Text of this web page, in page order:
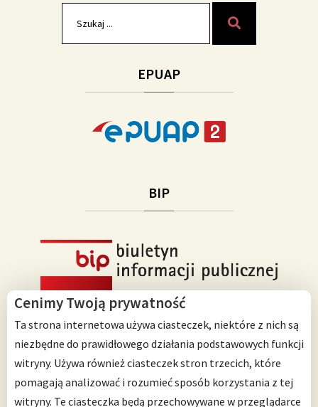
EPUAP
BIP
Przedszkole Integracyjne nr 125 im. Janusza Korczaka
ul. Ścinawska 10
Cenimy Twoją prywatność
Ta strona internetowa używa ciasteczek, niektóre z nich są
niezbędne do prawidłowego działania podstawowych funkcji
witryny. Używa również ciasteczek stron trzecich, które
pomagają analizować i rozumieć sposób korzystania z tej
witryny. Te ciasteczka będą przechowywane w przeglądarce